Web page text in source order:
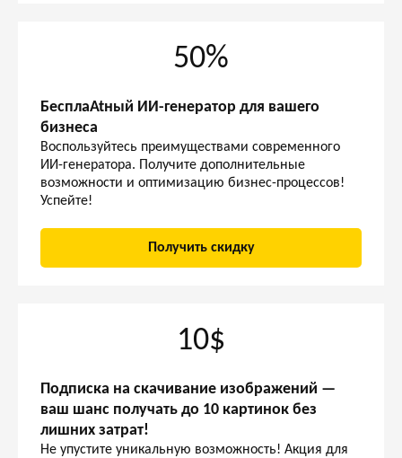
50%
БесплаAtный ИИ-генератор для вашего
бизнеса
Воспользуйтесь преимуществами современного
ИИ-генератора. Получите дополнительные
возможности и оптимизацию бизнес-процессов!
Успейте!
Получить скидку
10$
Подписка на скачивание изображений —
ваш шанс получать до 10 картинок без
лишних затрат!
Не упустите уникальную возможность! Акция для